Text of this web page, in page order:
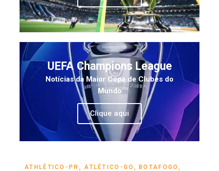
UEFA Champions League
Notícias da Maior Copa de Clubes do
Mundo
Clique aqui
ATHLÉTICO-PR ATLÉTICO-GO ,BOTAFOGO